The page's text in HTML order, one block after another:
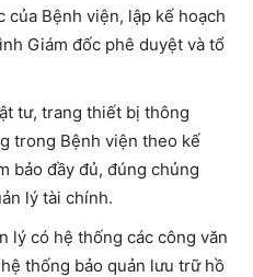
của Bệnh viện, lập kế hoạch
Giám đốc phê duyệt và tổ
tư, trang thiết bị thông
trong Bệnh viện theo kế
bảo đầy đủ, đúng chủng
lý tài chính.
lý có hệ thống các công văn
thống bảo quản lưu trữ hồ